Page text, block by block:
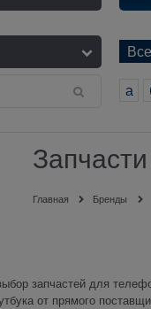
Все
а
Главная Бренды
запчастей для
от прямого